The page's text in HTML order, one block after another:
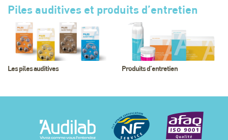
Piles auditives et produits d’entretien
Les piles auditives Produits d’entretien